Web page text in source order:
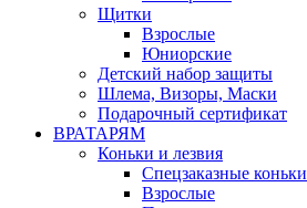
Щитки
Взрослые
Юниорские
Детский набор защиты
Шлема, Визоры, Маски
Подарочный сертификат
ВРАТАРЯМ
Коньки и лезвия
Спецзаказные коньки
Взрослые